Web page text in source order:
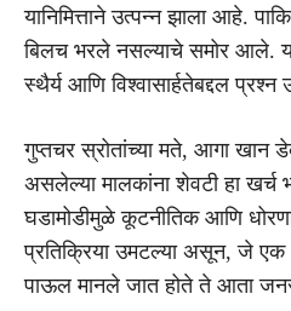
यानिमित्ताने उत्पन्न झाला आहे.
बिलच भरले नसल्याचे समोर आले.
स्थैर्य आणि विश्वासार्हतेबद्दल
गुप्तचर स्रोतांच्या मते, आगा खान
असलेल्या मालकांना शेवटी हा खर्च
घडामोडीमुळे कूटनीतिक आणि
प्रतिक्रिया उमटल्या असून, जे एक
पाऊल मानले जात होते ते आता